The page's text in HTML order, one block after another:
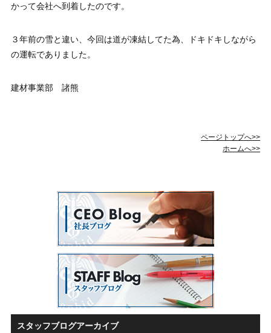
かって会社へ到着したのです。
３年前の雪と違い、今回は道が凍結してた為、ドキドキしながら
の運転でありました。
建材事業部 諸熊
ページトップへ>>
ホームへ>>
スタッフブログアーカイブ